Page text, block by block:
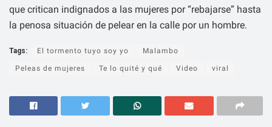
que critican indignados a las mujeres por “rebajarse” hasta
la penosa situación de pelear en la calle por un hombre.
Tags: El tormento tuyo soy yo Malambo
Peleas de mujeres Te lo quité y qué Video viral